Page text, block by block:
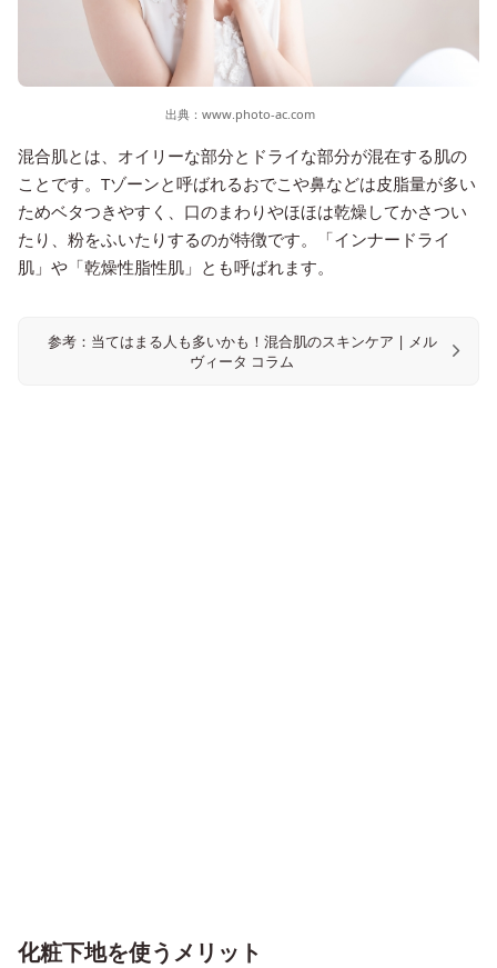
出典： www.photo-ac.com
混合肌とは、オイリーな部分とドライな部分が混在する肌の
ことです。Tゾーンと呼ばれるおでこや鼻などは皮脂量が多い
ためベタつきやすく、口のまわりやほほは乾燥してかさつい
たり、粉をふいたりするのが特徴です。「インナードライ
肌」や「乾燥性脂性肌」とも呼ばれます。
参考：当てはまる人も多いかも！混合肌のスキンケア | メル
ヴィータ コラム
化粧下地を使うメリット